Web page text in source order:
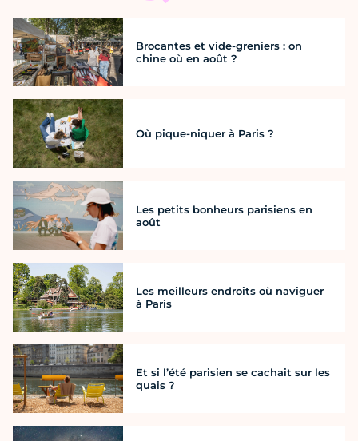
Brocantes et vide-greniers : on
chine où en août ?
Où pique-niquer à Paris ?
Les petits bonheurs parisiens en
août
Les meilleurs endroits où naviguer
à Paris
Et si l’été parisien se cachait sur les
quais ?